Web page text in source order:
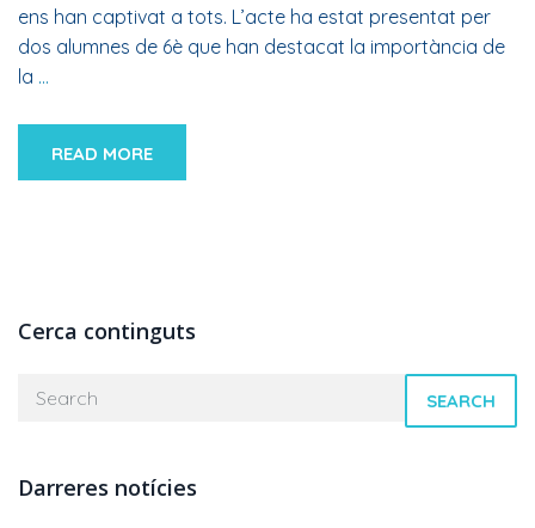
ens han captivat a tots. L’acte ha estat presentat per
dos alumnes de 6è que han destacat la importància de
la …
READ MORE
Cerca continguts
SEARCH
Darreres notícies